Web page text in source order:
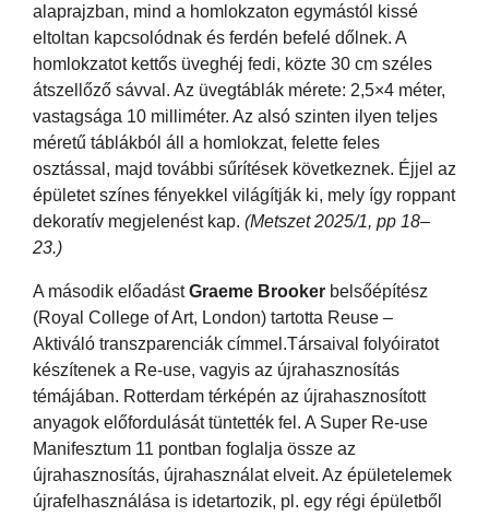
alaprajzban, mind a homlokzaton egymástól kissé
eltoltan kapcsolódnak és ferdén befelé dőlnek. A
homlokzatot kettős üveghéj fedi, közte 30 cm széles
átszellőző sávval. Az üvegtáblák mérete: 2,5×4 méter,
vastagsága 10 milliméter. Az alsó szinten ilyen teljes
méretű táblákból áll a homlokzat, felette feles
osztással, majd további sűrítések következnek. Éjjel az
épületet színes fényekkel világítják ki, mely így roppant
dekoratív megjelenést kap. (Metszet 2025/1, pp 18–
23.)
A második előadástGraeme Brooker belsőépítész
(Royal College of Art, London) tartotta Reuse –
Aktiváló transzparenciák címmel.Társaival folyóiratot
készítenek a Re-use, vagyis az újrahasznosítás
témájában. Rotterdam térképén az újrahasznosított
anyagok előfordulását tüntették fel. A Super Re-use
Manifesztum 11 pontban foglalja össze az
újrahasznosítás, újrahasználat elveit. Az épületelemek
újrafelhasználása is idetartozik, pl. egy régi épületből